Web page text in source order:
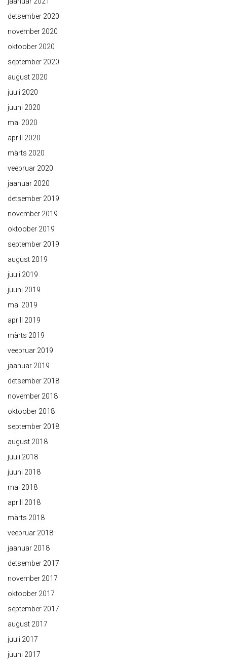
detsember 2020
november 2020
oktoober 2020
september 2020
august 2020
juuli 2020
juuni 2020
mai 2020
aprill 2020
märts 2020
veebruar 2020
jaanuar 2020
detsember 2019
november 2019
oktoober 2019
september 2019
august 2019
juuli 2019
juuni 2019
mai 2019
aprill 2019
märts 2019
veebruar 2019
jaanuar 2019
detsember 2018
november 2018
oktoober 2018
september 2018
august 2018
juuli 2018
juuni 2018
mai 2018
aprill 2018
märts 2018
veebruar 2018
jaanuar 2018
detsember 2017
november 2017
oktoober 2017
september 2017
august 2017
juuli 2017
juuni 2017